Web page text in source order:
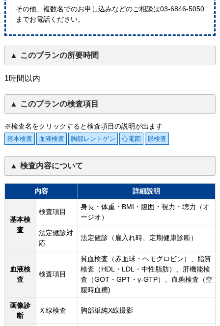
その他、複数名でのお申し込みなどのご相談は03-6846-5050
までお電話ください。
このプランの所要時間
1時間以内
このプランの検査項目
※検査名をクリックすると検査項目の説明が出ます
基本検査 血液検査 胸部レントゲン 心電図 尿検査
検査内容について
内容 詳細説明
基本検
査
検査項目
身長・体重・BMI・腹囲・視力・聴力（オ
ージオ）
法定健診対
応
法定健診（雇入れ時、定期健康診断）
血液検
査
検査項目
貧血検査（赤血球・ヘモグロビン）、脂質
検査（HDL・LDL・中性脂肪）、肝機能検
査（GOT・GPT・γ-GTP）、血糖検査（空
腹時血糖)
画像診
断
Ｘ線検査 胸部単純X線撮影